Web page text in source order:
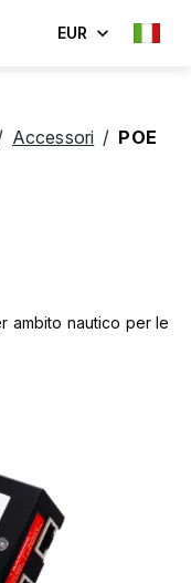
EUR
Accessori POE
ambito nautico per le